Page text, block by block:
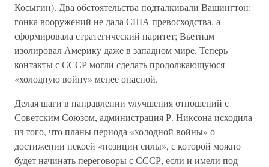
Косыгин). Два обстоятельства подталкивали Вашингтон:
гонка вооружений не дала США превосходства, а
сформировала стратегический паритет; Вьетнам
изолировал Америку даже в западном мире. Теперь
контакты с СССР могли сделать продолжающуюся
«холодную войну» менее опасной.
Делая шаги в направлении улучшения отношений с
Советским Союзом, администрация Р. Никсона исходила
из того, что планы периода «холодной войны» о
достижении некоей «позиции силы», с которой можно
будет начинать переговоры с СССР, если и имели под